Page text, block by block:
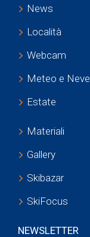
News
Località
Webcam
Meteo e Neve
Estate
Materiali
Gallery
Skibazar
SkiFocus
NEWSLETTER